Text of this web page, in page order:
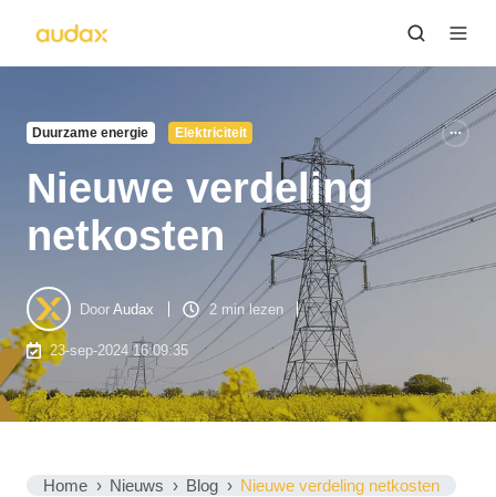
Duurzame energie Elektriciteit
Nieuwe verdeling
netkosten
DoorAudax 2 min lezen
23-sep-2024 16:09:35
Home Nieuws Blog Nieuwe verdeling netkosten